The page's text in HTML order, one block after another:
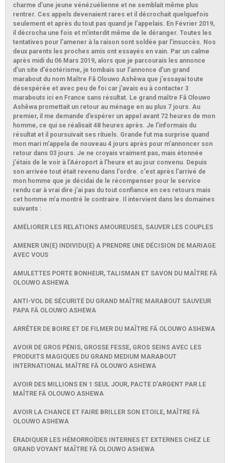
charme d'une jeune vénézuélienne et ne semblait même plus
rentrer. Ces appels devenaient rares et il décrochait quelquefois
seulement et après du tout pas quand je l'appelais. En Février 2019,
il décrocha une fois et m'interdit même de le déranger. Toutes les
tentatives pour l'amener à la raison sont soldée par l'insuccès. Nos
deux parents les proches amis ont essayés en vain. Par un calme
après midi du 06 Mars 2019, alors que je parcourais les annonce
d'un site d'ésotérisme, je tombais sur l'annonce d'un grand
marabout du nom Maître Fâ Olouwo Ashêwa que j'essayai toute
désespérée et avec peu de foi car j'avais eu à contacter 3
marabouts ici en France sans résultat. Le grand maître Fâ Olouwo
Ashêwa promettait un retour au ménage en au plus 7 jours. Au
premier, il me demande d’espérer un appel avant 72 heures de mon
homme, ce qui se réalisait 48 heures après. Je l'informais du
résultat et il poursuivait ses rituels. Grande fut ma surprise quand
mon mari m’appela de nouveau 4 jours après pour m'annoncer son
retour dans 03 jours. Je ne croyais vraiment pas, mais étonnée
j'étais de le voir à l'Aéroport à l'heure et au jour convenu. Depuis
son arrivée tout était revenu dans l'ordre. c'est après l'arrivé de
mon homme que je décidai de le récompenser pour le service
rendu car à vrai dire j'ai pas du tout confiance en ces retours mais
cet homme m'a montré le contraire. Il intervient dans les domaines
suivants :
AMÉLIORER LES RELATIONS AMOUREUSES, SAUVER LES COUPLES
AMENER UN(E) INDIVIDU(E) A PRENDRE UNE DÉCISION DE MARIAGE
AVEC VOUS
AMULETTES PORTE BONHEUR, TALISMAN ET SAVON DU MAÎTRE FÄ
OLOUWO ASHEWA
ANTI-VOL DE SÉCURITÉ DU GRAND MAÎTRE MARABOUT SAUVEUR
PAPA FÄ OLOUWO ASHEWA
ARRÊTER DE BOIRE ET DE FILMER DU MAÎTRE FÄ OLOUWO ASHEWA
AVOIR DE GROS PÉNIS, GROSSE FESSE, GROS SEINS AVEC LES
PRODUITS MAGIQUES DU GRAND MEDIUM MARABOUT
INTERNATIONAL MAÎTRE FÄ OLOUWO ASHEWA
AVOIR DES MILLIONS EN 1 SEUL JOUR, PACTE D’ARGENT PAR LE
MAÎTRE FÄ OLOUWO ASHEWA
AVOIR LA CHANCE ET FAIRE BRILLER SON ETOILE, MAÎTRE FÄ
OLOUWO ASHEWA
ÉRADIQUER LES HÉMORROÏDES INTERNES ET EXTERNES CHEZ LE
GRAND VOYANT MAÎTRE FÄ OLOUWO ASHEWA